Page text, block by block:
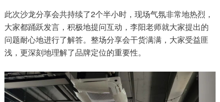
此次沙龙分享会共持续了2个半小时，现场气氛非常地热烈，
大家都踊跃发言，积极地提问互动，李阳老师就大家提出的
问题耐心地进行了解答。整场分享会干货满满，大家受益匪
浅，更深刻地理解了品牌定位的重要性。